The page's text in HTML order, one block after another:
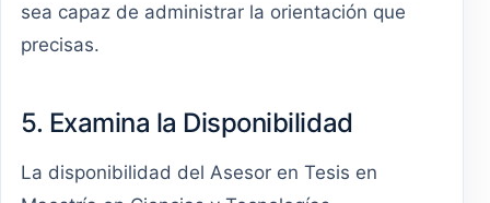
sea capaz de administrar la orientación que
precisas.
5. Examina la Disponibilidad
La disponibilidad del Asesor en Tesis en